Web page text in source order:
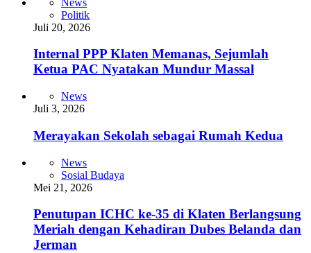
Politik
Juli 20, 2026
Internal PPP Klaten Memanas, Sejumlah
Ketua PAC Nyatakan Mundur Massal
News
Juli 3, 2026
Merayakan Sekolah sebagai Rumah Kedua
News
Sosial Budaya
Mei 21, 2026
Penutupan ICHC ke-35 di Klaten Berlangsung
Meriah dengan Kehadiran Dubes Belanda dan
Jerman